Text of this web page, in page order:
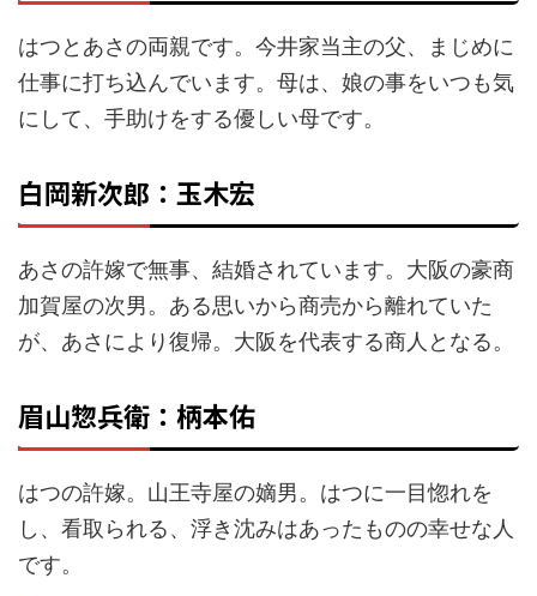
はつとあさの両親です。今井家当主の父、まじめに
仕事に打ち込んでいます。母は、娘の事をいつも気
にして、手助けをする優しい母です。
白岡新次郎：玉木宏
あさの許嫁で無事、結婚されています。大阪の豪商
加賀屋の次男。ある思いから商売から離れていた
が、あさにより復帰。大阪を代表する商人となる。
眉山惣兵衛：柄本佑
はつの許嫁。山王寺屋の嫡男。はつに一目惚れを
し、看取られる、浮き沈みはあったものの幸せな人
です。